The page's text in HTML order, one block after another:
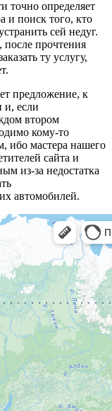
точно определяет
и поиск того, кто
сей недуг.
после прочтения
ту услугу,
предложение, к
и, если
втором
кому-то
ибо мастера нашего
сайта и
из-за недостатка
автомобилей.